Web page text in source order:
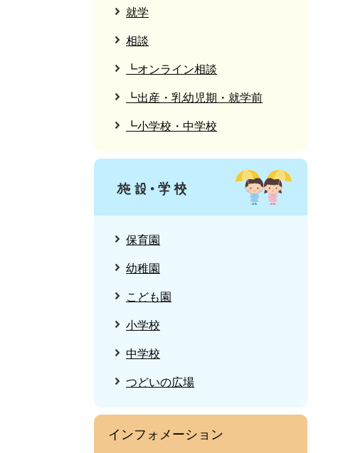
就学
相談
┗オンライン相談
┗出産・乳幼児期・就学前
┗小学校・中学校
保育園
幼稚園
こども園
小学校
中学校
つどいの広場
インフォメーション